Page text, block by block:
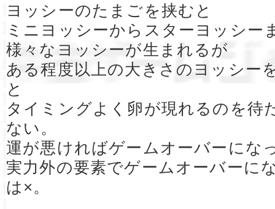
ヨッシーのたまごを挟むと
ミニヨッシーからスターヨッシー
様々なヨッシーが生まれるが
ある程度以上の大きさのヨッシー
と
タイミングよく卵が現れるのを待
ない。
運が悪ければゲームオーバーにな
実力外の要素でゲームオーバーに
は×。